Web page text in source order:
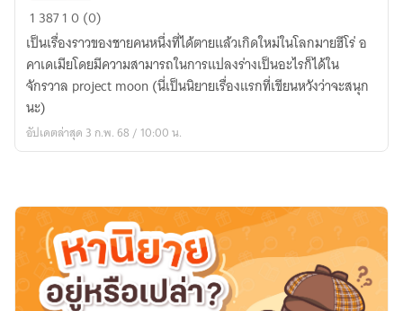
[MHA
X
PM]
เกิด
ใหม่
พร้อม
กับ
แปลง
ร่าง
1 38710 (0)
เป็นเรื่องราวของชายคนหนึ่งที่ได้ตายแล้วเกิดใหม่ในโลกมายฮีโร่ อ
คาเดเมียโดยมีความสามารถในการแปลงร่างเป็นอะไรก็ได้ใน
จักรวาล project moon (นี่เป็นนิยายเรื่องแรกที่เขียนหวังว่าจะสนุก
นะ)
อัปเดตล่าสุด 3 ก.พ. 68 / 10:00 น.